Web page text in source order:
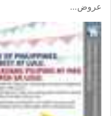
عروض…